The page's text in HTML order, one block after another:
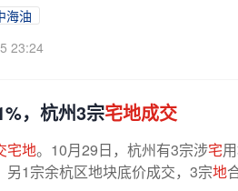
海油
23:24
，杭州3宗宅地成交
宅地。10月29日，杭州有3宗涉宅
另1宗余杭区地块底价成交，3宗地